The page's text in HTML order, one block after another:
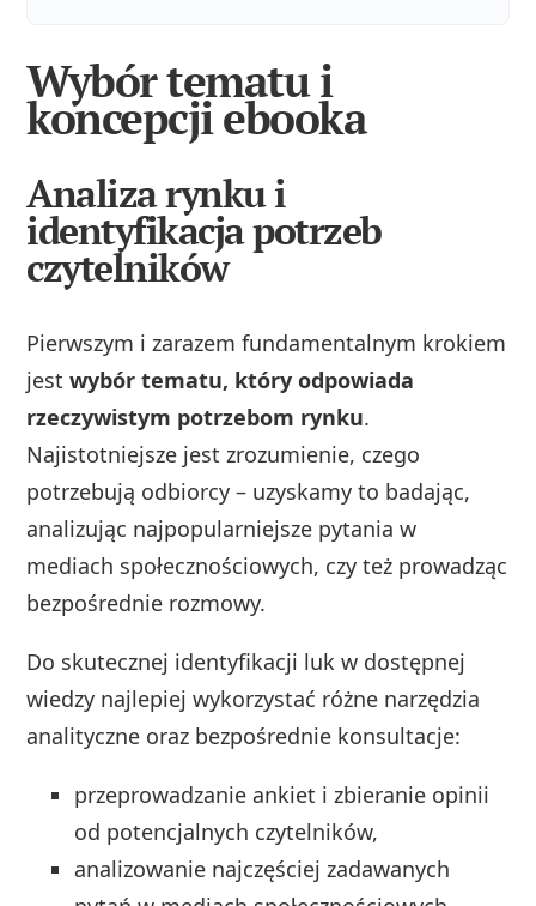
Wybór tematu i
koncepcji ebooka
Analiza rynku i
identyfikacja potrzeb
czytelników
Pierwszym i zarazem fundamentalnym krokiem
jestwybór tematu, który odpowiada
rzeczywistym potrzebom rynku.
Najistotniejsze jest zrozumienie, czego
potrzebują odbiorcy – uzyskamy to badając,
analizując najpopularniejsze pytania w
mediach społecznościowych, czy też prowadząc
bezpośrednie rozmowy.
Do skutecznej identyfikacji luk w dostępnej
wiedzy najlepiej wykorzystać różne narzędzia
analityczne oraz bezpośrednie konsultacje:
przeprowadzanie ankiet i zbieranie opinii
od potencjalnych czytelników,
analizowanie najczęściej zadawanych